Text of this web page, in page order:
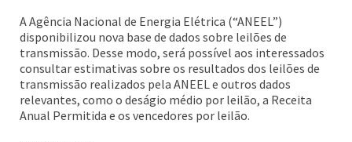
A Agência Nacional de Energia Elétrica (“ANEEL”)
disponibilizou nova base de dados sobre leilões de
transmissão. Desse modo, será possível aos interessados
consultar estimativas sobre os resultados dos leilões de
transmissão realizados pela ANEEL e outros dados
relevantes, como o deságio médio por leilão, a Receita
Anual Permitida e os vencedores por leilão.